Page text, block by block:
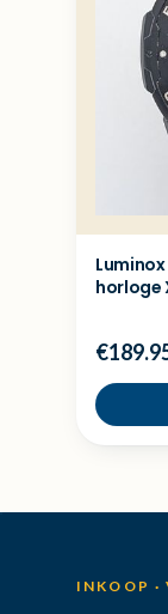
horloge
INKOOP ·